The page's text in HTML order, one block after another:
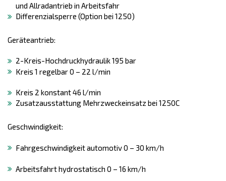
und Allradantrieb in Arbeitsfahr
Differenzialsperre (Option bei 1250)
Geräteantrieb:
2-Kreis-Hochdruckhydraulik 195 bar
Kreis 1 regelbar 0 – 22 l/min
Kreis 2 konstant 46 l/min
Zusatzausstattung Mehrzweckeinsatz bei 1250C
Geschwindigkeit:
Fahrgeschwindigkeit automotiv 0 – 30 km/h
Arbeitsfahrt hydrostatisch 0 – 16 km/h